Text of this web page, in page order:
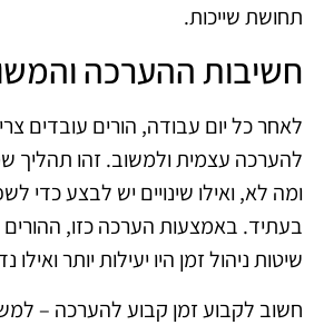
תחושת שייכות.
חשיבות ההערכה
לאחר כל יום עבודה, הורים עובדים
להערכה עצמית ולמשוב. זהו תהליך
ומה לא, ואילו שינויים יש לבצע כדי
בעתיד. באמצעות הערכה כזו, ההורים
שיטות ניהול זמן היו יעילות יותר
חשוב לקבוע זמן קבוע להערכה –